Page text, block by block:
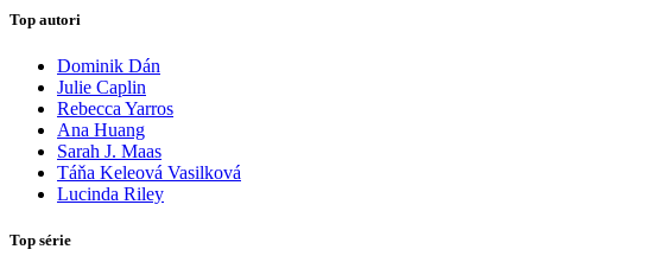
Top autori
Dominik Dán
Julie Caplin
Rebecca Yarros
Ana Huang
Sarah J. Maas
Táňa Keleová Vasilková
Lucinda Riley
Top série